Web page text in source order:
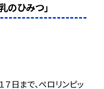
のひみつ」
７日まで、ペロリンピッ